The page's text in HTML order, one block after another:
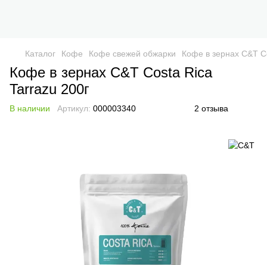
Каталог Кофе Кофе свежей обжарки Кофе в зернах C&T
Кофе в зернах C&T Сosta Rica
Tarrazu 200г
В наличии Артикул: 000003340 2 отзыва